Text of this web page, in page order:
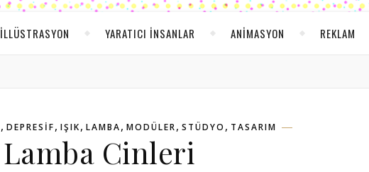
ILLÜSTRASYON YARATICI INSANLAR ANIMASYON REKLAM
, DEPRESIF, IŞIK, LAMBA, MODÜLER, STÜDYO , TASARIM
Lamba Cinleri